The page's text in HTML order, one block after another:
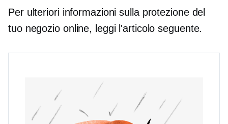
Per ulteriori informazioni sulla protezione del
tuo negozio online, leggi l'articolo seguente.